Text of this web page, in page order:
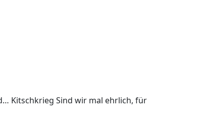
Kitschkrieg Sind wir mal ehrlich, für